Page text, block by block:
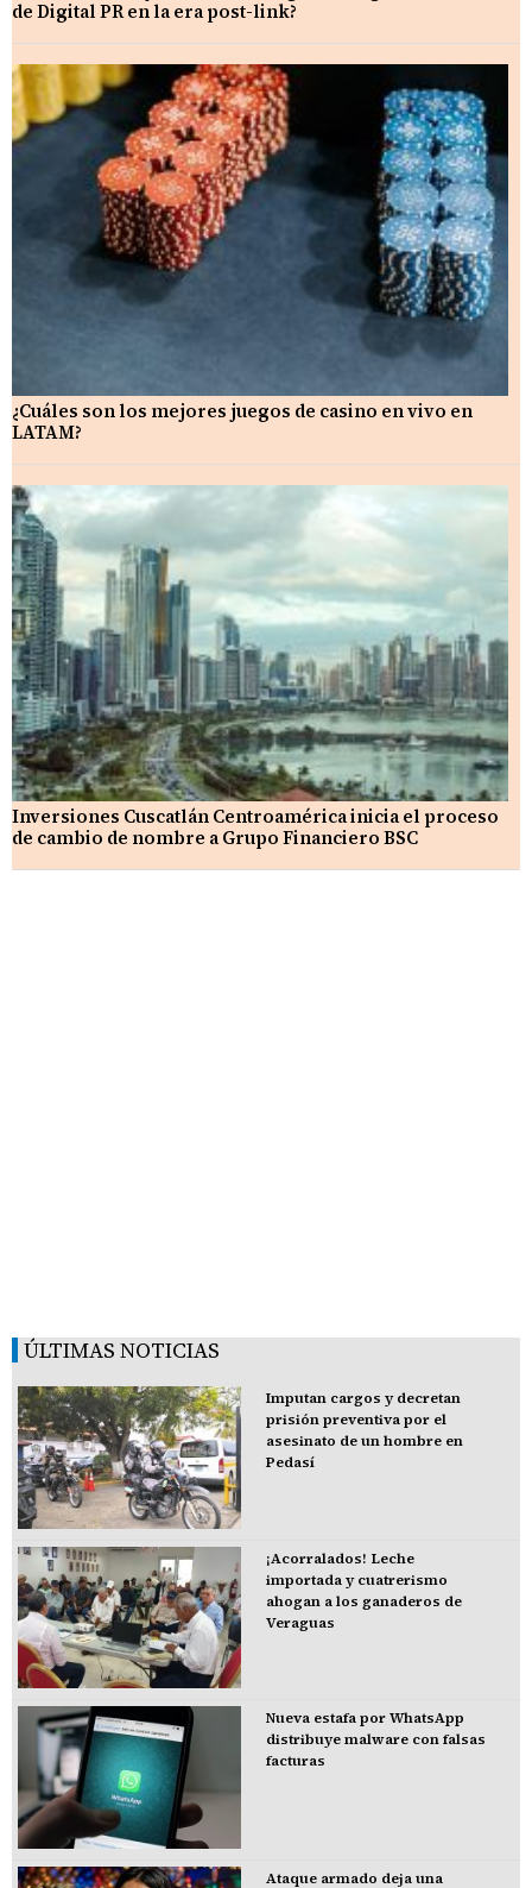
de Digital PR en la era post-link?
¿Cuáles son los mejores juegos de casino en vivo en
LATAM?
Inversiones Cuscatlán Centroamérica inicia el proceso
de cambio de nombre a Grupo Financiero BSC
ÚLTIMAS NOTICIAS
Imputan cargos y decretan
prisión preventiva por el
asesinato de un hombre en
Pedasí
¡Acorralados! Leche
importada y cuatrerismo
ahogan a los ganaderos de
Veraguas
Nueva estafa por WhatsApp
distribuye malware con falsas
facturas
Ataque armado deja una